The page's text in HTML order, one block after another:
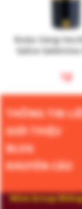
Rượu Vang
Salice Salentino
1₫
THÔNG TIN
GIỚI THIỆU
BLOG
KHUYẾN CÁO
Wine Group